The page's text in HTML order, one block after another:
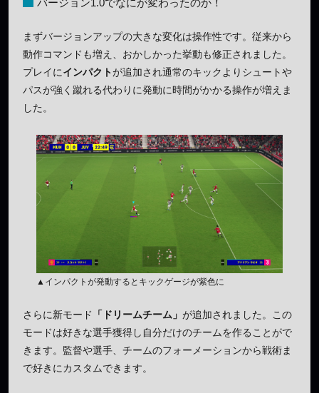
まずバージョンアップの大きな変化は操作性です。従来から
動作コマンドも増え、おかしかった挙動も修正されました。
プレイにインパクトが追加され通常のキックよりシュートや
パスが強く蹴れる代わりに発動に時間がかかる操作が増えま
した。
▲インパクトが発動するとキックゲージが紫色に
さらに新モード 「ドリームチーム」 が追加されました。この
モードは好きな選手獲得し自分だけのチームを作ることがで
きます。監督や選手、チームのフォーメーションから戦術ま
で好きにカスタムできます。